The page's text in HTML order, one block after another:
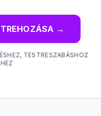
→
TESTRESZABÁSHOZ